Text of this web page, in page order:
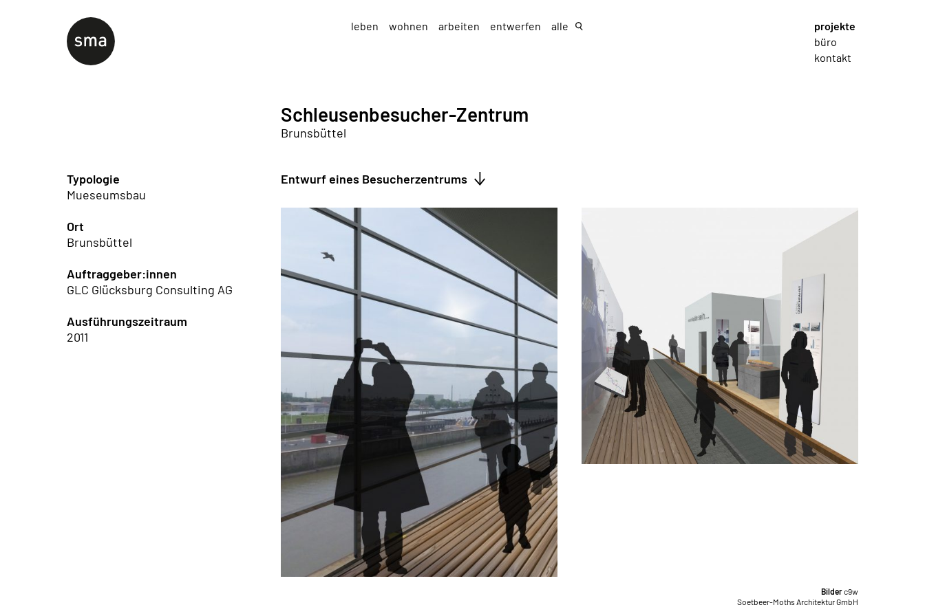
projekte
büro
kontakt
leben wohnen arbeiten entwerfen alle
Schleusenbesucher-Zentrum
Brunsbüttel
Typologie
Mueseumsbau
Ort
Brunsbüttel
Auftraggeber:innen
GLC Glücksburg Consulting AG
Ausführungszeitraum
2011
Entwurf eines Besucherzentrums
Bilderc9w
Soetbeer-Moths Architektur GmbH